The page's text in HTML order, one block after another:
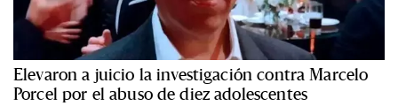
Elevaron a juicio la investigación contra Marcelo
Porcel por el abuso de diez adolescentes